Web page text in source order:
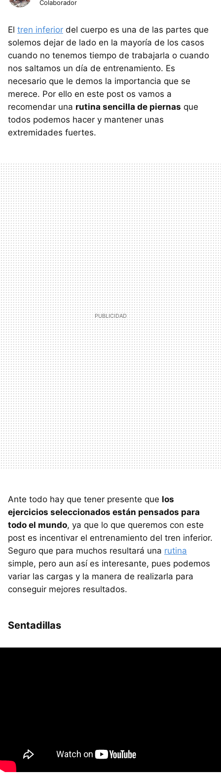
Colaborador
El tren inferior del cuerpo es una de las partes que
solemos dejar de lado en la mayoría de los casos
cuando no tenemos tiempo de trabajarla o cuando
nos saltamos un día de entrenamiento. Es
necesario que le demos la importancia que se
merece. Por ello en este post os vamos a
recomendar una rutina sencilla de piernas que
todos podemos hacer y mantener unas
extremidades fuertes.
Ante todo hay que tener presente que los
ejercicios seleccionados están pensados para
todo el mundo, ya que lo que queremos con este
post es incentivar el entrenamiento del tren inferior.
Seguro que para muchos resultará una rutina
simple, pero aun así es interesante, pues podemos
variar las cargas y la manera de realizarla para
conseguir mejores resultados.
Sentadillas